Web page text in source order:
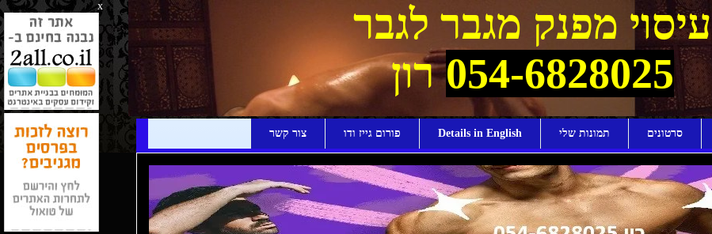
x
עיסוי מפנק מגבר לגבר
054-6828025רון
סרטונים תמונות שלי Details in English פורום גייז ודו צור קשר